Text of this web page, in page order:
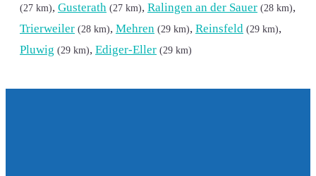
(27 km), Gusterath (27 km), Ralingen an der Sauer (28 km),
Trierweiler (28 km), Mehren (29 km), Reinsfeld (29 km),
Pluwig (29 km), Ediger-Eller (29 km)